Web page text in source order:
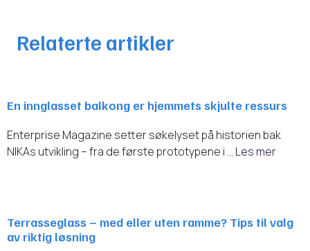
Relaterte artikler
En innglasset balkong er hjemmets skjulte ressurs
Enterprise Magazine setter søkelyset på historien bak
NIKAs utvikling – fra de første prototypene i … Les mer
Terrasseglass – med eller uten ramme? Tips til valg
av riktig løsning